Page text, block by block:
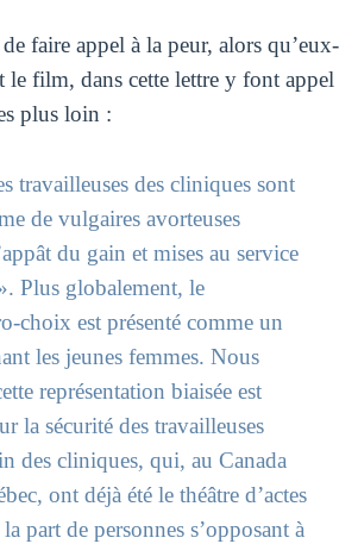
faire appel à la peur, alors qu’eux-
le film, dans cette lettre y font appel
plus loin :
travailleuses des cliniques sont
de vulgaires avorteuses
du gain et mises au service
Plus globalement, le
choix est présenté comme un
les jeunes femmes. Nous
représentation biaisée est
la sécurité des travailleuses
des cliniques, qui, au Canada
ont déjà été le théâtre d’actes
part de personnes s’opposant à